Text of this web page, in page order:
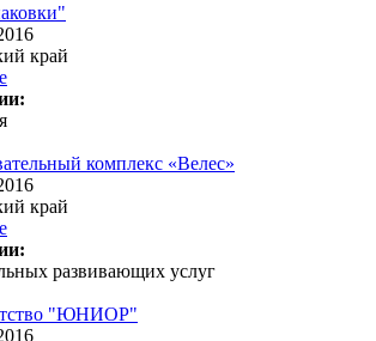
край
комплекс «Велес»
край
развивающих услуг
"ЮНИОР"